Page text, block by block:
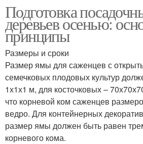
Подготовка
деревьев осенью:
принципы
Размеры и сроки
Размер ямы для саженцев с
семечковых плодовых культур
1х1х1 м, для косточковых –
что корневой ком саженцев
ведро. Для контейнерных
размер ямы должен быть равен
корневого кома.